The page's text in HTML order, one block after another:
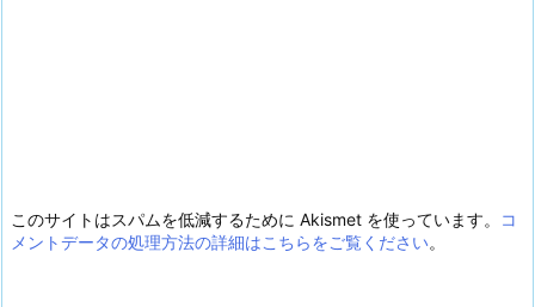
このサイトはスパムを低減するために Akismet を使っています。
コ
メントデータの処理方法の詳細はこちらをご覧ください。